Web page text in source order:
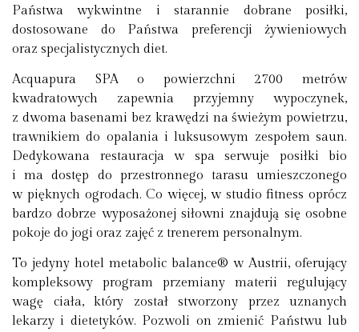
Państwa wykwintne i starannie dobrane posiłki,
dostosowane do Państwa preferencji żywieniowych
oraz specjalistycznych diet.
Acquapura SPA o powierzchni 2700 metrów
kwadratowych zapewnia przyjemny wypoczynek,
z dwoma basenami bez krawędzi na świeżym powietrzu,
trawnikiem do opalania i luksusowym zespołem saun.
Dedykowana restauracja w spa serwuje posiłki bio
i ma dostęp do przestronnego tarasu umieszczonego
w pięknych ogrodach. Co więcej, w studio fitness oprócz
bardzo dobrze wyposażonej siłowni znajdują się osobne
pokoje do jogi oraz zajęć z trenerem personalnym.
To jedyny hotel metabolic balance® w Austrii, oferujący
kompleksowy program przemiany materii regulujący
wagę ciała, który został stworzony przez uznanych
lekarzy i dietetyków. Pozwoli on zmienić Państwu lub